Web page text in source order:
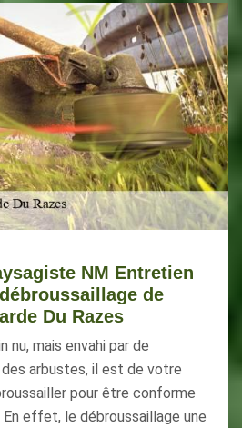
NM Entretien
de
Du Razes
nu, mais envahi par de
arbustes, il est de votre
pour être conforme
effet, le débroussaillage une